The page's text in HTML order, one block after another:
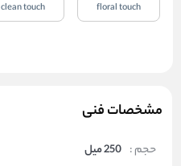
مشخصات فنی
حجم : 250 میل
floral touch
clean touch